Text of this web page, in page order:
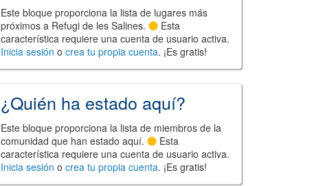
Este bloque proporciona la lista de lugares más
próximos a Refugi de les Salines.
Esta
característica requiere una cuenta de usuario activa.
Inicia sesión ocrea tu propia cuenta. ¡Es gratis!
¿Quién ha estado aquí?
Este bloque proporciona la lista de miembros de la
comunidad que han estado aquí.
Esta
característica requiere una cuenta de usuario activa.
Inicia sesión ocrea tu propia cuenta. ¡Es gratis!